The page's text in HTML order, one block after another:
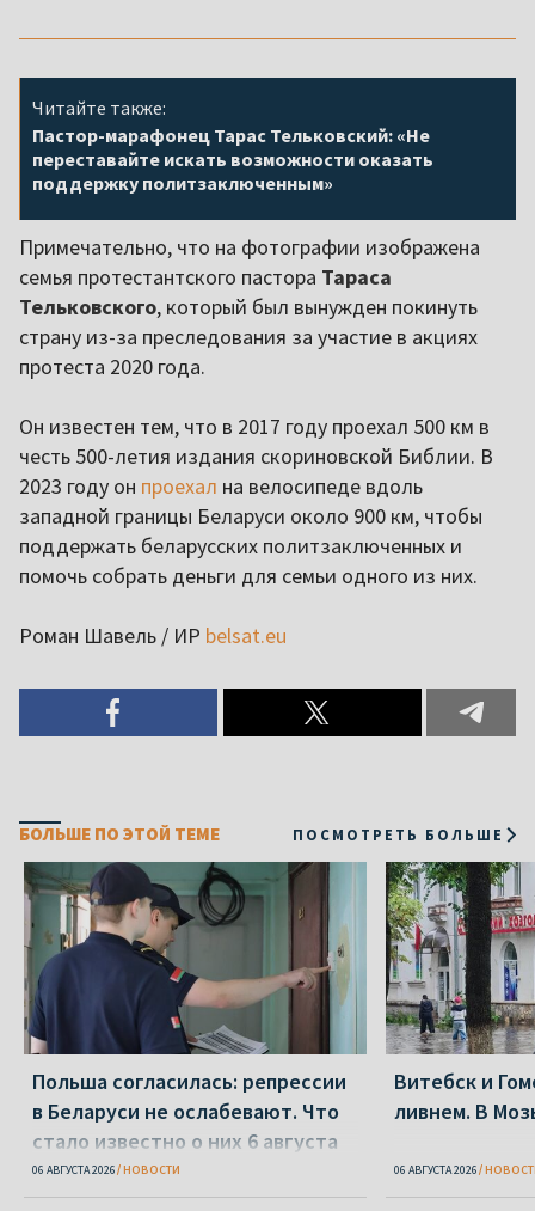
Читайте также:
Пастор-марафонец Тарас Тельковский: «Не
переставайте искать возможности оказать
поддержку политзаключенным»
Примечательно, что на фотографии изображена
семья протестантского пастора Тараса
Тельковского, который был вынужден покинуть
страну из-за преследования за участие в акциях
протеста 2020 года.
Он известен тем, что в 2017 году проехал 500 км в
честь 500-летия издания скориновской Библии. В
2023 году он проехал на велосипеде вдоль
западной границы Беларуси около 900 км, чтобы
поддержать беларусских политзаключенных и
помочь собрать деньги для семьи одного из них.
Роман Шавель / ИР belsat.eu
БОЛЬШЕ ПО ЭТОЙ ТЕМЕ ПОСМОТРЕТЬ БОЛЬШЕ
Польша согласилась: репрессии
в Беларуси не ослабевают. Что
стало известно о них 6 августа
06 АВГУСТА 2026 НОВОСТИ
Витебск и
ливнем. В
06 АВГУСТА 2026